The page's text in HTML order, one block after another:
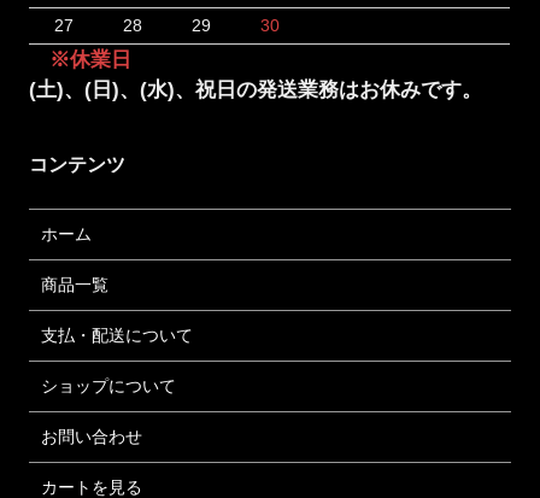
27
28 29 30
※休業日
(土)、(日)、(水)、祝日の発送業務はお休みです。
コンテンツ
ホーム
商品一覧
支払・配送について
ショップについて
お問い合わせ
カートを見る